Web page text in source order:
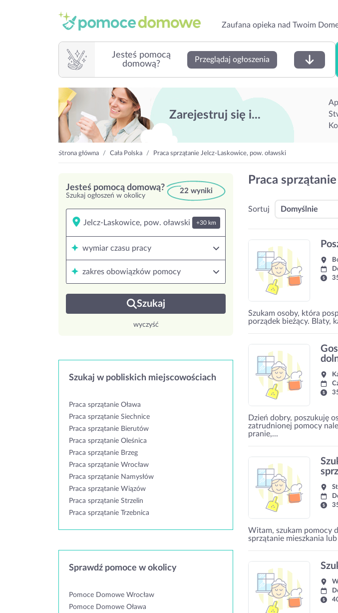
Zaufana opieka nad Twoim
Jesteś pomocą
domową?
Przeglądaj ogłoszenia
Zarejestruj się i...
Strona główna Cała Polska Praca sprzątanie Jelcz-Laskowice, pow. oławski
Jesteś pomocą domową?
Szukaj ogłoszeń w okolicy
22 wyniki
+30 km
wymiar czasu pracy
zakres obowiązków pomocy
Szukaj
wyczyść
Szukaj w pobliskich miejscowościach
Praca sprzątanie Oława
Praca sprzątanie Siechnice
Praca sprzątanie Bierutów
Praca sprzątanie Oleśnica
Praca sprzątanie Brzeg
Praca sprzątanie Wrocław
Praca sprzątanie Namysłów
Praca sprzątanie Wiązów
Praca sprzątanie Strzelin
Praca sprzątanie Trzebnica
Sprawdź pomoce w okolicy
Pomoce Domowe Wrocław
Pomoce Domowe Oława
Praca
Sortuj
Szukam osoby, która
porządek bieżący. Blaty,
Dzień dobry, poszukuję
zatrudnionej pomocy
pranie,...
Witam, szukam pomocy
sprzątanie mieszkania